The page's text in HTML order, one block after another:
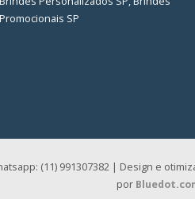
Promocionais SP
(11) 991307382 | Design e
por